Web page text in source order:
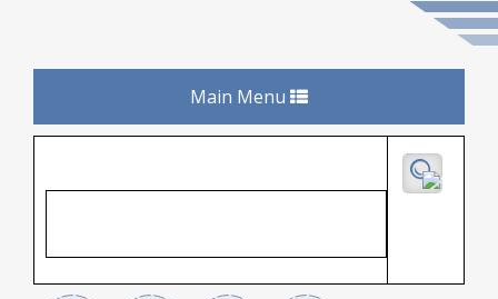
Toggle
navigation
Main Menu